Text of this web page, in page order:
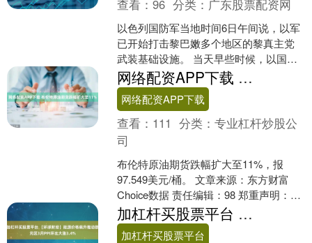
查看：96 分类： 广东股票配资网
以色列国防军当地时间6日午间说，以军
已开始打击黎巴嫩多个地区的黎真主党
武装基础设施。 当天早些时候，以国防
军发言人要求黎巴嫩南部12个村镇的居
民撤离。 以军早些....
网络配资APP下载 布伦特原油期货跌幅扩大至11%
网络配资APP下载
查看： 111 分类：专业杠杆炒股公
司
布伦特原油期货跌幅扩大至11%，报
97.549美元/桶。 文章来源：东方财富
Choice数据 责任编辑：98 郑重声明：东
方财富发布此内容旨在传播更多信息，
与本....
加杠杆买股票平台 【环球财经】能源价格飙升推动欧元区3月PPI环比大涨3.4%
加杠杆买股票平台